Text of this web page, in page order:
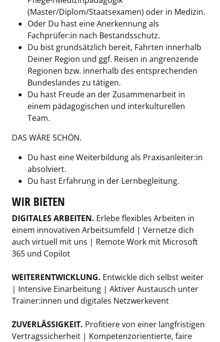
(Master/Diplom/Staatsexamen) oder in Medizin.
Oder Du hast eine Anerkennung als
Fachprüfer:in nach Bestandsschutz.
Du bist grundsätzlich bereit, Fahrten innerhalb
Deiner Region und ggf. Reisen in angrenzende
Regionen bzw. innerhalb des entsprechenden
Bundeslandes zu tätigen.
Du hast Freude an der Zusammenarbeit in
einem pädagogischen und interkulturellen
Team.
DAS WÄRE SCHÖN.
Du hast eine Weiterbildung als Praxisanleiter:in
absolviert.
Du hast Erfahrung in der Lernbegleitung.
WIR BIETEN
DIGITALES ARBEITEN. Erlebe flexibles Arbeiten in
einem innovativen Arbeitsumfeld | Vernetze dich
auch virtuell mit uns | Remote Work mit Microsoft
365 und Copilot
WEITERENTWICKLUNG. Entwickle dich selbst weiter
| Intensive Einarbeitung | Aktiver Austausch unter
Trainer:innen und digitales Netzwerkevent
ZUVERLÄSSIGKEIT. Profitiere von einer langfristigen
Vertragssicherheit | Kompetenzorientierte, faire